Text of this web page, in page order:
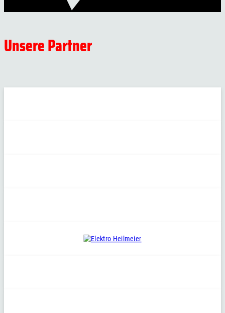
Unsere Partner